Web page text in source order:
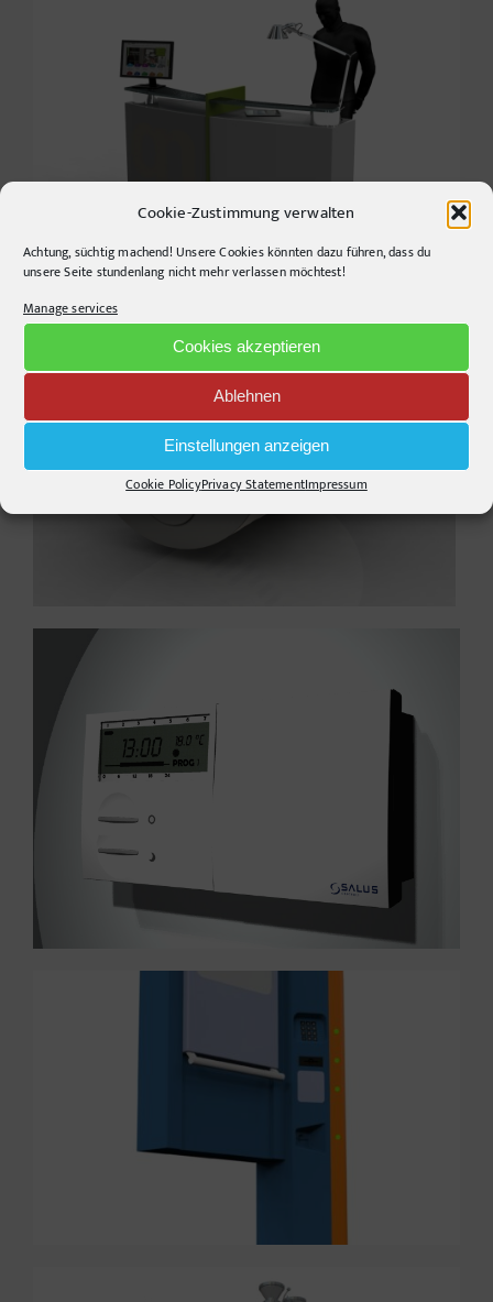
Cookie-Zustimmung verwalten
Achtung, süchtig machend! Unsere Cookies könnten dazu führen, dass du
unsere Seite stundenlang nicht mehr verlassen möchtest!
Manage services
Cookies akzeptieren
Ablehnen
Einstellungen anzeigen
Cookie PolicyPrivacy StatementImpressum